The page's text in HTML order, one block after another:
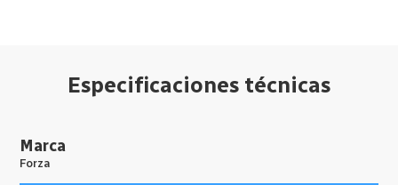
Especificaciones técnicas
Marca
Forza